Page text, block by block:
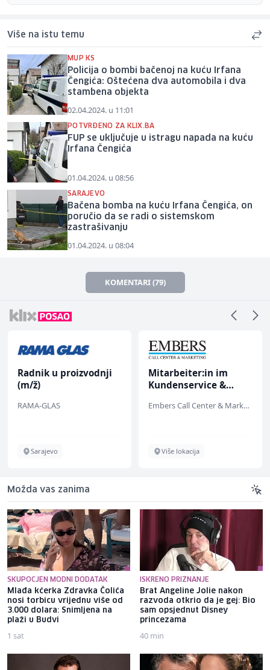
Više na istu temu
MUP KS
Policija o bombi bačenoj na kuću Irfana
Čengića: Oštećena dva automobila i dva
stambena objekta
02.04.2024. u 11:01
POTVRĐENO ZA KLIX.BA
FUP se uključuje u istragu napada na kuću
Irfana Čengića
01.04.2024. u 08:56
SARAJEVO
Bačena bomba na kuću Irfana Čengića, on
poručio da se radi o sistemskom
zastrašivanju
01.04.2024. u 08:04
KOMENTARI (79)
Radnik u proizvodnji
(m/ž)
RAMA-GLAS
Sarajevo
Mitarbeiter:in im
Kundenservice &
Embers Call Center & Marketing
Više lokacija
Možda vas zanima
SKUPOCJEN MODNI DODATAK
Mlađa kćerka Zdravka Čolića
nosi torbicu vrijednu više od
3.000 dolara: Snimljena na
plaži u Budvi
1 sat
ISKRENO PRIZNANJE
Brat Angeline Jolie nakon
razvoda otkrio da je gej: Bio
sam opsjednut Disney
princezama
40 min